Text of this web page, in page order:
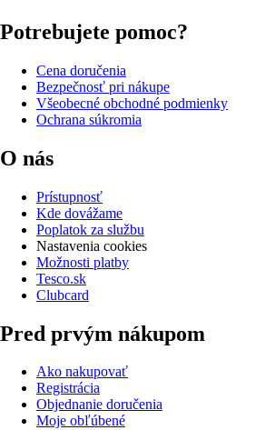
Potrebujete pomoc?
Cena doručenia
Bezpečnosť pri nákupe
Všeobecné obchodné podmienky
Ochrana súkromia
O nás
Prístupnosť
Kde dovážame
Poplatok za službu
Nastavenia cookies
Možnosti platby
Tesco.sk
Clubcard
Pred prvým nákupom
Ako nakupovať
Registrácia
Objednanie doručenia
Moje obľúbené